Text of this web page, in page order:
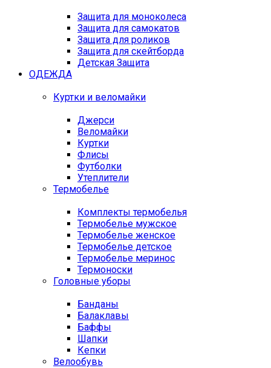
Защита для моноколеса
Защита для самокатов
Защита для роликов
Защита для скейтборда
Детская Защита
ОДЕЖДА
Куртки и веломайки
Джерси
Веломайки
Куртки
Флисы
Футболки
Утеплители
Термобелье
Комплекты термобелья
Термобелье мужское
Термобелье женское
Термобелье детское
Термобелье меринос
Термоноски
Головные уборы
Банданы
Балаклавы
Баффы
Шапки
Кепки
Велообувь